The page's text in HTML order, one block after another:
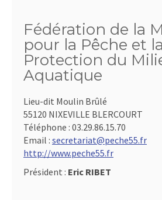
Fédération de la
pour la Pêche et la
Protection du
Aquatique
Lieu-dit Moulin Brûlé
55120 NIXEVILLE BLERCOURT
Téléphone : 03.29.86.15.70
Email : secretariat@peche55.fr
http://www.peche55.fr
Président : Eric RIBET